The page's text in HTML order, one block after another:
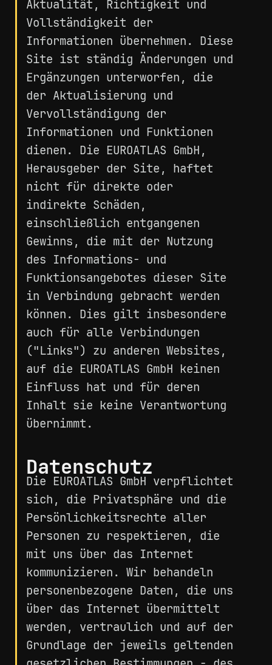
Aktualität, Richtigkeit und
Vollständigkeit der
Informationen übernehmen. Diese
Site ist ständig Änderungen und
Ergänzungen unterworfen, die
der Aktualisierung und
Vervollständigung der
Informationen und Funktionen
dienen. Die EUROATLAS GmbH,
Herausgeber der Site, haftet
nicht für direkte oder
indirekte Schäden,
einschließlich entgangenen
Gewinns, die mit der Nutzung
des Informations- und
Funktionsangebotes dieser Site
in Verbindung gebracht werden
können. Dies gilt insbesondere
auch für alle Verbindungen
("Links") zu anderen Websites,
auf die EUROATLAS GmbH keinen
Einfluss hat und für deren
Inhalt sie keine Verantwortung
übernimmt.
Datenschutz
Die EUROATLAS GmbH verpflichtet
sich, die Privatsphäre und die
Persönlichkeitsrechte aller
Personen zu respektieren, die
mit uns über das Internet
kommunizieren. Wir behandeln
personenbezogene Daten, die uns
über das Internet übermittelt
werden, vertraulich und auf der
Grundlage der jeweils geltenden